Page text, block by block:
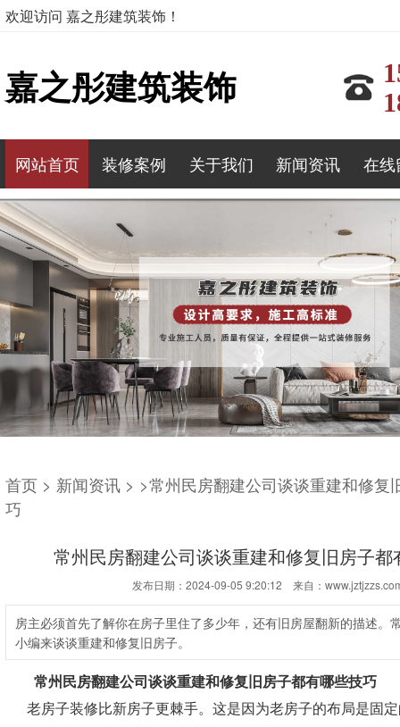
欢迎访问 嘉之彤建筑装饰！
嘉之彤建筑装饰
网站首页 装修案例 关于我们 新闻资讯 在线
首页 > 新闻资讯 > >常州民房翻建公司谈谈重建和修复
巧
常州民房翻建公司谈谈重建和修复旧房子都
发布日期：2024-09-05 9:20:12 来自：
房主必须首先了解你在房子里住了多少年，还有旧房屋翻新的描述。
小编来谈谈重建和修复旧房子。
常州民房翻建公司谈谈重建和修复旧房子都有哪些技巧
老房子装修比新房子更棘手。这是因为老房子的布局是固